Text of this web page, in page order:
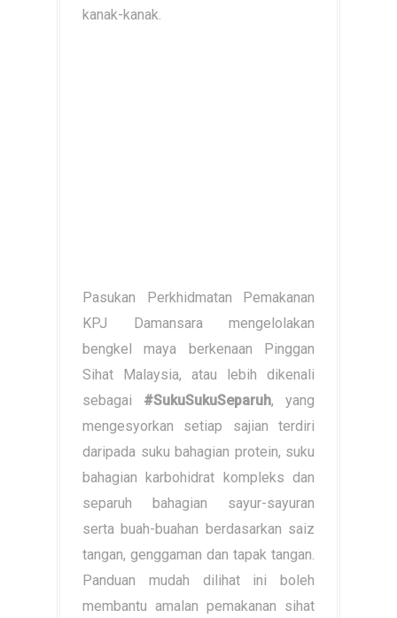
kanak-kanak.
Pasukan Perkhidmatan Pemakanan
KPJ Damansara mengelolakan
bengkel maya berkenaan Pinggan
Sihat Malaysia, atau lebih dikenali
sebagai #SukuSukuSeparuh, yang
mengesyorkan setiap sajian terdiri
daripada suku bahagian protein, suku
bahagian karbohidrat kompleks dan
separuh bahagian sayur-sayuran
serta buah-buahan berdasarkan saiz
tangan, genggaman dan tapak tangan.
Panduan mudah dilihat ini boleh
membantu amalan pemakanan sihat